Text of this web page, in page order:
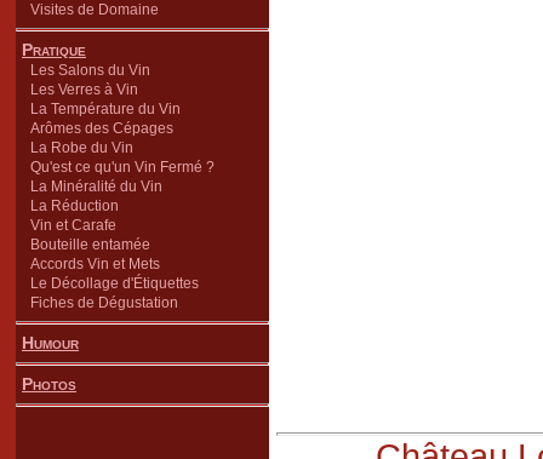
Visites de Domaine
Pratique
Les Salons du Vin
Les Verres à Vin
La Température du Vin
Arômes des Cépages
La Robe du Vin
Qu'est ce qu'un Vin Fermé ?
La Minéralité du Vin
La Réduction
Vin et Carafe
Bouteille entamée
Accords Vin et Mets
Le Décollage d'Étiquettes
Fiches de Dégustation
Humour
Photos